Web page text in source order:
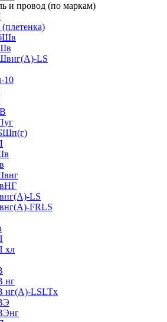
и провод (по маркам)
LS
10
LS
FRLS
хл
нг
нг(А)-LSLTx